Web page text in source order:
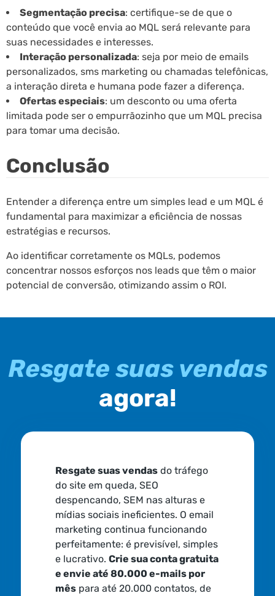
Segmentação precisa: certifique-se de que o
conteúdo que você envia ao MQL será relevante para
suas necessidades e interesses.
Interação personalizada: seja por meio de emails
personalizados, sms marketing ou chamadas telefônicas,
a interação direta e humana pode fazer a diferença.
Ofertas especiais: um desconto ou uma oferta
limitada pode ser o empurrãozinho que um MQL precisa
para tomar uma decisão.
Conclusão
Entender a diferença entre um simples lead e um MQL é
fundamental para maximizar a eficiência de nossas
estratégias e recursos.
Ao identificar corretamente os MQLs, podemos
concentrar nossos esforços nos leads que têm o maior
potencial de conversão, otimizando assim o ROI.
Resgate suas vendas
agora!
Resgate suas vendasdo tráfego
do site em queda, SEO
despencando, SEM nas alturas e
mídias sociais ineficientes. O email
marketing continua funcionando
perfeitamente: é previsível, simples
e lucrativo. Crie sua conta gratuita
e envie até 80.000 e-mails por
mêspara até 20.000 contatos, de